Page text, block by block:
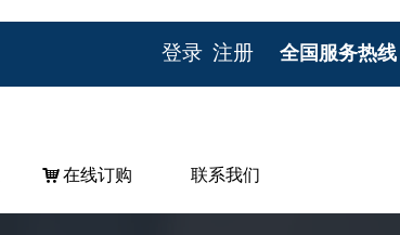
낙 在线订购 联系我们
登录 注册 全国服务热线